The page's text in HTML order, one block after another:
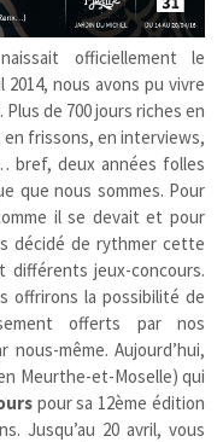
officiellement le
2014, nous avons pu vivre
de 700 jours riches en
frissons, en interviews,
bref, deux années folles
que nous sommes. Pour
il se devait et pour
décidé de rythmer cette
différents jeux-concours.
offrirons la possibilité de
offerts par nos
même. Aujourd’hui,
Meurthe-et-Moselle) qui
pour sa 12ème édition
Jusqu’au 20 avril, vous